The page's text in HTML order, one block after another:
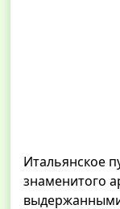
Итальянское
знаменитого